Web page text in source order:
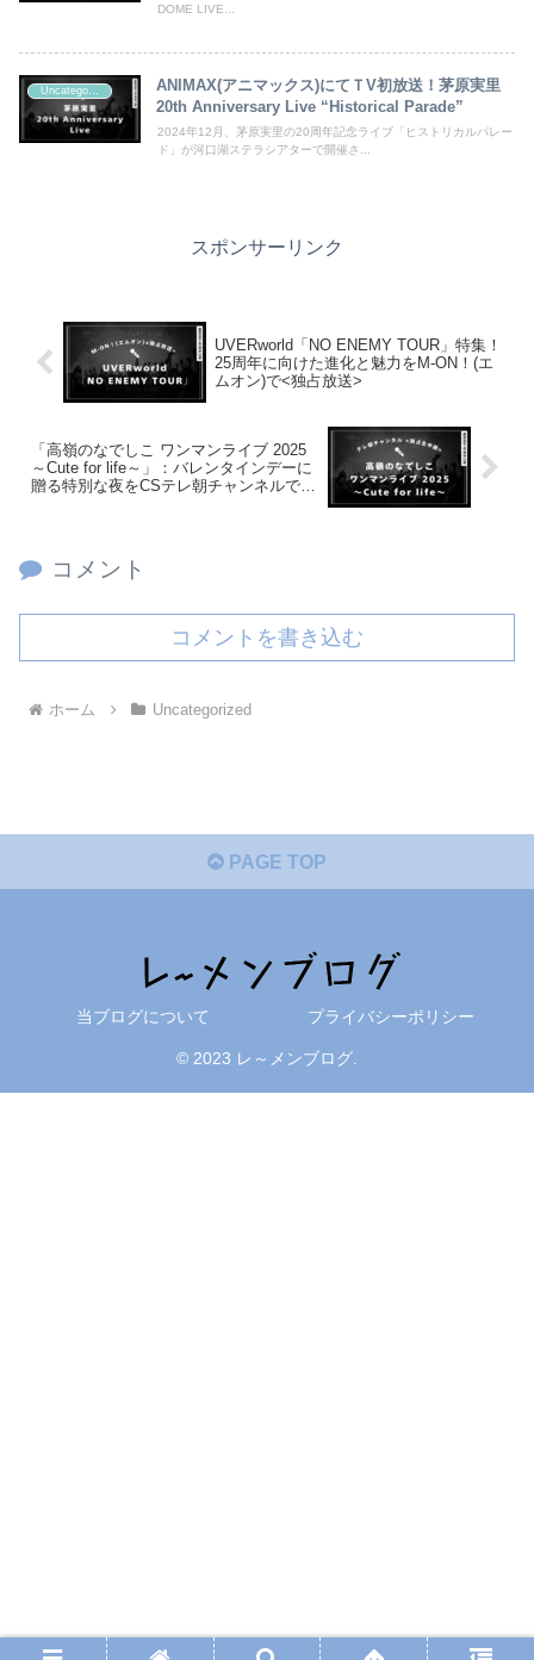
DOME LIVE...
ANIMAX(アニマックス)にてＴV初放送！茅原実里
20th Anniversary Live “Historical Parade”
2024年12月、茅原実里の20周年記念ライブ「ヒストリカルパレー
ド」が河口湖ステラシアターで開催さ...
スポンサーリンク
UVERworld「NO ENEMY TOUR」特集！
25周年に向けた進化と魅力をM-ON！(エ
ムオン)で<独占放送>
「高嶺のなでしこ ワンマンライブ 2025
～Cute for life～」：バレンタインデーに
贈る特別な夜をCSテレ朝チャンネルで<
コメント
コメントを書き込む
ホーム Uncategorized
PAGE TOP
当ブログについて プライバシーポリシー
© 2023 レ～メンブログ.